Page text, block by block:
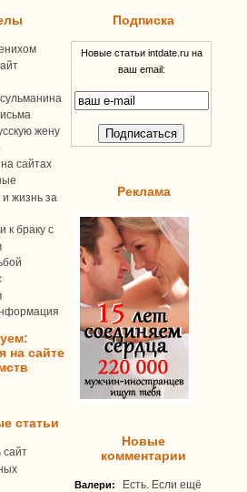
жену
сайтах
жизнь за
к браку с
на сайте
статьи
сайт
Подписка
Новые статьи intdate.ru на
ваш email:
Реклама
Новые
комментарии
Валери: Есть. Если ещё